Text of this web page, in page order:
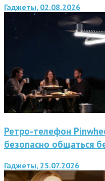
Гаджеты, 02.08.2026
Ретро-телефон
безопасно общаться
Гаджеты, 25.07.2026